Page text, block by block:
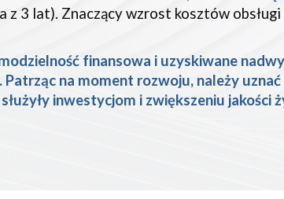
z 3 lat). Znaczący wzrost kosztów obsługi
finansowa i uzyskiwane
na moment rozwoju, należy uznać
inwestycjom i zwiększeniu jakości